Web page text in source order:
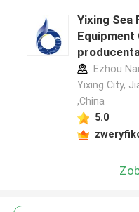
Yixing Sea
Ezhou
Yixing City,
,China
5.0